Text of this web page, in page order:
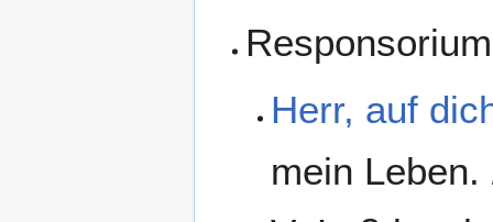
Responsorium
Herr, auf
mein Leben.